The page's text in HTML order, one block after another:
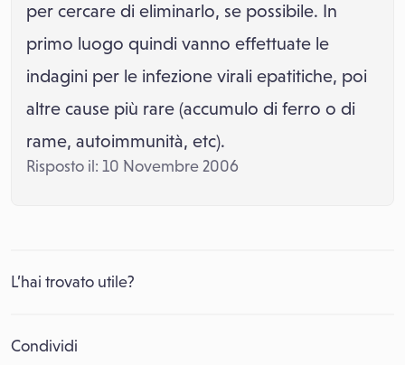
per cercare di eliminarlo, se possibile. In
primo luogo quindi vanno effettuate le
indagini per le infezione virali epatitiche, poi
altre cause più rare (accumulo di ferro o di
rame, autoimmunità, etc).
Risposto il: 10 Novembre 2006
L’hai trovato utile?
Condividi